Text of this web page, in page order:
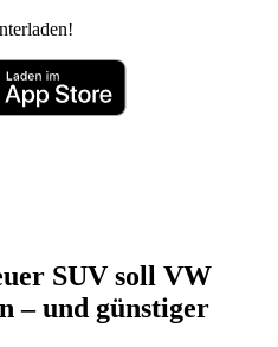
SUV soll VW
– und günstiger